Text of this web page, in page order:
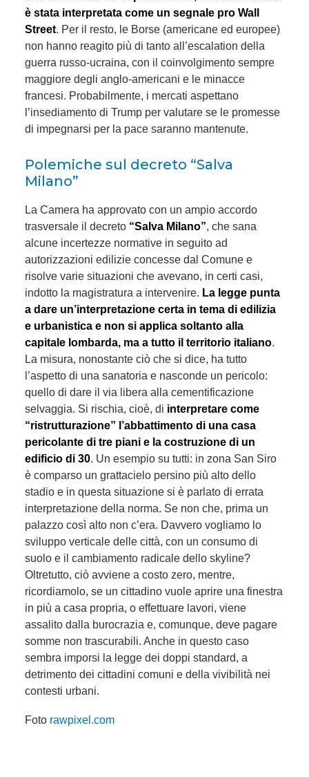
è stata interpretata come un segnale pro Wall
Street. Per il resto, le Borse (americane ed europee)
non hanno reagito più di tanto all’escalation della
guerra russo-ucraina, con il coinvolgimento sempre
maggiore degli anglo-americani e le minacce
francesi. Probabilmente, i mercati aspettano
l’insediamento di Trump per valutare se le promesse
di impegnarsi per la pace saranno mantenute.
Polemiche sul decreto “Salva
Milano”
La Camera ha approvato con un ampio accordo
trasversale il decreto “Salva Milano”, che sana
alcune incertezze normative in seguito ad
autorizzazioni edilizie concesse dal Comune e
risolve varie situazioni che avevano, in certi casi,
indotto la magistratura a intervenire. La legge punta
a dare un’interpretazione certa in tema di edilizia
e urbanistica e non si applica soltanto alla
capitale lombarda, ma a tutto il territorio italiano.
La misura, nonostante ciò che si dice, ha tutto
l’aspetto di una sanatoria e nasconde un pericolo:
quello di dare il via libera alla cementificazione
selvaggia. Si rischia, cioè, di interpretare come
“ristrutturazione” l’abbattimento di una casa
pericolante di tre piani e la costruzione di un
edificio di 30. Un esempio su tutti: in zona San Siro
è comparso un grattacielo persino più alto dello
stadio e in questa situazione si è parlato di errata
interpretazione della norma. Se non che, prima un
palazzo così alto non c’era. Davvero vogliamo lo
sviluppo verticale delle città, con un consumo di
suolo e il cambiamento radicale dello skyline?
Oltretutto, ciò avviene a costo zero, mentre,
ricordiamolo, se un cittadino vuole aprire una finestra
in più a casa propria, o effettuare lavori, viene
assalito dalla burocrazia e, comunque, deve pagare
somme non trascurabili. Anche in questo caso
sembra imporsi la legge dei doppi standard, a
detrimento dei cittadini comuni e della vivibilità nei
contesti urbani.
Foto rawpixel.com